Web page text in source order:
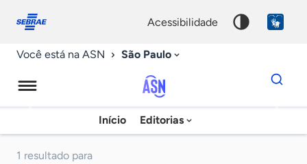
conosco
acessibilidade
Você está na ASN São Paulo
Agência
Sebrae
Início Editorias
Dados
para
chave
1 resultado para